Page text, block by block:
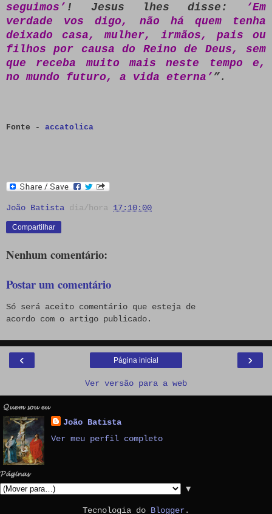
seguimos’ ! Jesus lhes disse:
‘Em
verdade vos digo, não há quem tenha
deixado casa, mulher, irmãos, pais ou
filhos por causa do Reino de Deus, sem
que receba muito mais neste tempo e,
no mundo futuro, a vida eterna’ ”.
Fonte - accatolica
João Batista dia/hora 17:10:00
Compartilhar
Nenhum comentário:
Postar um comentário
Só será aceito comentário que esteja de
acordo com o artigo publicado.
‹ ›
Página inicial
Ver versão para a web
𝓠𝓾𝓮𝓶 𝓼𝓸𝓾 𝓮𝓾
João Batista
Ver meu perfil completo
𝓟𝓪́𝓰𝓲𝓷𝓪𝓼
▼
Tecnologia do Blogger.